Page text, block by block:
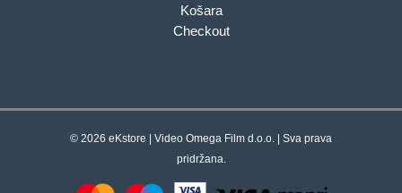
Košara
Checkout
© 2026 eKstore | Video Omega Film d.o.o. | Sva prava
pridržana.